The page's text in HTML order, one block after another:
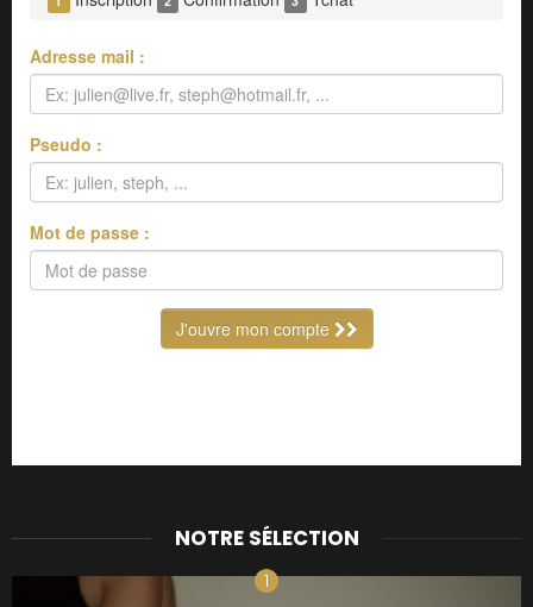
NOTRE SÉLECTION